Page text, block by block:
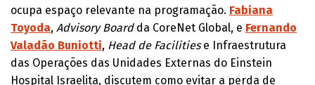
ocupa espaço relevante na programação. Fabiana
Toyoda, Advisory Board da CoreNet Global, e Fernando
Valadão Buniotti, Head de Facilitiese Infraestrutura
das Operações das Unidades Externas do Einstein
Hospital Israelita, discutem como evitar a perda de